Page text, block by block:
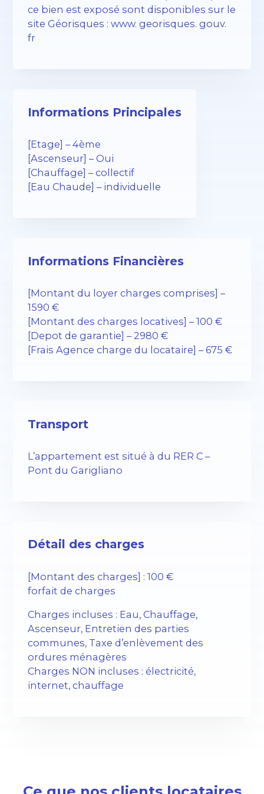
ce bien est exposé sont disponibles sur le
site Géorisques : www. georisques. gouv.
fr
Informations Principales
[Etage] – 4ème
[Ascenseur] – Oui
[Chauffage] – collectif
[Eau Chaude] – individuelle
Informations Financières
[Montant du loyer charges comprises] –
1590 €
[Montant des charges locatives] – 100 €
[Depot de garantie] – 2980 €
[Frais Agence charge du locataire] – 675 €
Transport
L’appartement est situé à du RER C –
Pont du Garigliano
Détail des charges
[Montant des charges] : 100 €
forfait de charges
Charges incluses : Eau, Chauffage,
Ascenseur, Entretien des parties
communes, Taxe d’enlèvement des
ordures ménagères
Charges NON incluses : électricité,
internet, chauffage